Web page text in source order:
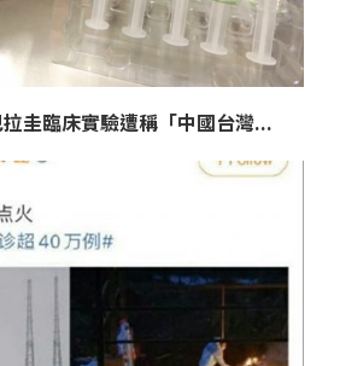
拉圭臨床實驗遭稱「中國台灣...